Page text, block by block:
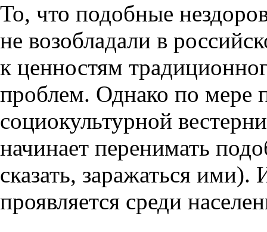
То, что подобные
не возобладали в
к ценностям
проблем. Однако по мере
социокультурной
начинает перенимать
сказать, заражаться ими).
проявляется среди